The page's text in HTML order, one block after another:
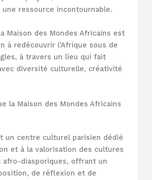
ressource incontournable.
Maison des Mondes Africains est
à redécouvrir l’Afrique sous de
à travers un lieu qui fait
diversité culturelle, créativité
la Maison des Mondes Africains
un centre culturel parisien dédié
et à la valorisation des cultures
afro-diasporiques, offrant un
de réflexion et de